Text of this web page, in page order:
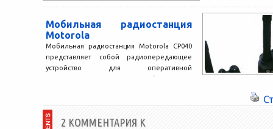
Мобильная радиостанция
Motorola
Мобильная радиостанция Motorola CP040
представляет собой радиопередающее
устройство для оперативной
коммуникации пользователей. Данная
2 КОММЕНТАРИЯ К